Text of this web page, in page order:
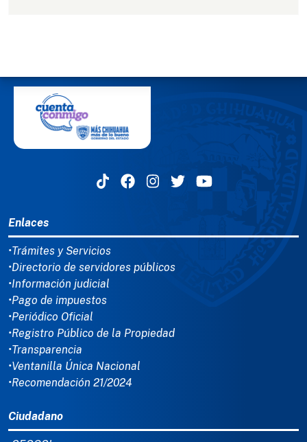
Enlaces
•Trámites y Servicios
•Directorio de servidores públicos
•Información judicial
•Pago de impuestos
•Periódico Oficial
•Registro Público de la Propiedad
•Transparencia
•Ventanilla Única Nacional
•Recomendación 21/2024
Ciudadano